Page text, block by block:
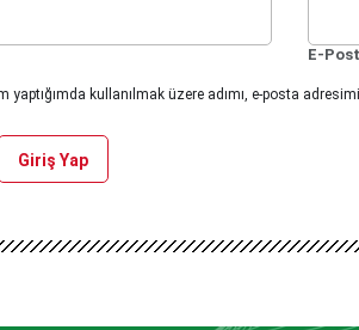
E-
yaptığımda kullanılmak üzere adımı, e-posta
Giriş Yap